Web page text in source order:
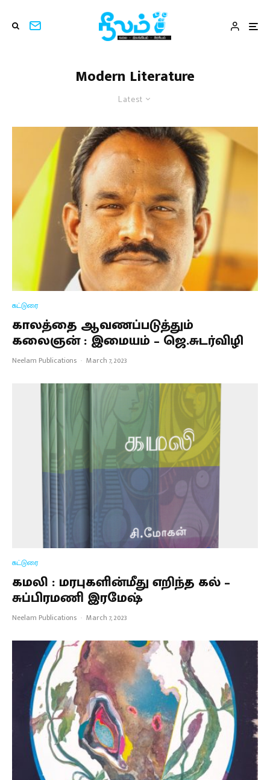
Modern Literature
Latest
கட்டுரை
காலத்தை ஆவணப்படுத்தும்
கலைஞன் : இமையம் – ஜெ.சுடர்விழி
Neelam Publications · March 7, 2023
கட்டுரை
கமலி : மரபுகளின்மீது எறிந்த கல் –
சுப்பிரமணி இரமேஷ்
Neelam Publications · March 7, 2023